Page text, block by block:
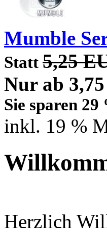
Mumble
Statt 5,25
Nur ab
Sie sparen
inkl. 19 %
Herzlich